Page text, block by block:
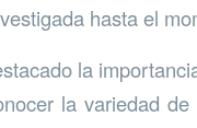
hasta el
la
la variedad